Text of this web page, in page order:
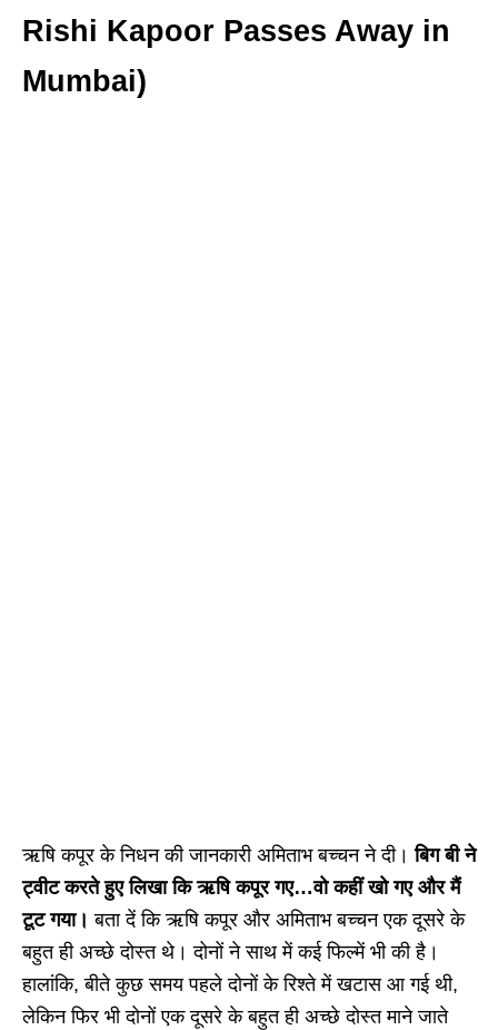
Rishi Kapoor Passes Away in
Mumbai)
ऋषि कपूर के निधन की जानकारी अमिताभ बच्चन ने दी। बिग बी ने
ट्वीट करते हुए लिखा कि ऋषि कपूर गए…वो कहीं खो गए और मैं
टूट गया।बता दें कि ऋषि कपूर और अमिताभ बच्चन एक दूसरे के
बहुत ही अच्छे दोस्त थे। दोनों ने साथ में कई फिल्में भी की है।
हालांकि, बीते कुछ समय पहले दोनों के रिश्ते में खटास आ गई थी,
लेकिन फिर भी दोनों एक दूसरे के बहुत ही अच्छे दोस्त माने जाते